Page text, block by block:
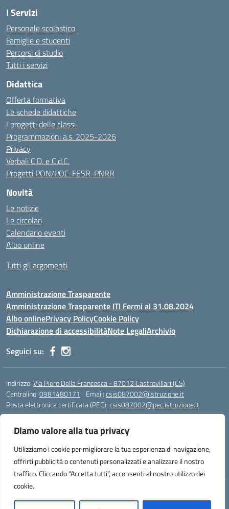
Diamo valore alla tua privacy
Utilizziamo i cookie per migliorare la tua esperienza di navigazione,
offrirti pubblicità o contenuti personalizzati e analizzare il nostro
traffico. Cliccando “Accetta tutti”, acconsenti al nostro utilizzo dei
cookie.
I Servizi
Personale scolastico
Famiglie e studenti
Percorsi di studio
Tutti i servizi
Didattica
Offerta formativa
Le schede didattiche
I progetti delle classi
Programmazioni a.s. 2025-2026
Privacy
Verbali C.D. e C.d.C.
Progetti PON/POC-FESR-PNRR
Novità
Le notizie
Le circolari
Calendario eventi
Albo online
Tutti gli argomenti
Amministrazione Trasparente
Amministrazione Trasparente ITI Fermi al 31.08.2024
Albo onlinePrivacy PolicyCookie Policy
Dichiarazione di accessibilitàNote LegaliArchivio
Seguici su:
Indirizzo:Via Piero Della Francesca - 87012 Castrovillari (CS)
Centralino:0981480171 Email:csis087002@istruzione.it
Posta elettronica certificata (PEC):csis087002@pec.istruzione.it
Codice meccanografico:CSIS087002
Codice Indice delle Pubbliche Amministrazioni (IPA): PNG4CA8K
Codice unico di fatturazione (CUF): R8N7JA